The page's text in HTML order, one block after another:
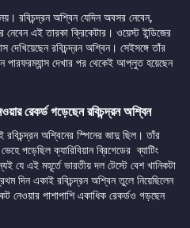
রবিচন্দ্রন অশ্বিন যেদিন অবসর নেবেন,
এই তারকা ক্রিকেটার। ওয়েস্ট ইন্ডিজের
দেখিয়েছেন রবিচন্দ্রন অশ্বিন। সেইসঙ্গে তাঁর
দেখার পর থেকেই আপ্লুত হয়েছেন
রেকর্ড গড়েছেন রবিচন্দ্রন অশ্বিন
অশ্বিনের স্পিনের জাদু ছিল। তাঁর
পড়েছিল ক্যারিবিয়ান ব্রিগেডের ব্যাটিং
যে এই মহূর্তে ভারতীয় দল টেস্টে বেশ খানিকটা
দিন একাই রবিচন্দ্রন অশ্বিন তুলে নিয়েছিলেন
নেওয়ার পাশাপাশি একাধিক রেকর্ডও গড়ছেন